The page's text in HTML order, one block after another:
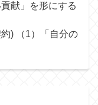
献」を形にする
) （1）「自分の